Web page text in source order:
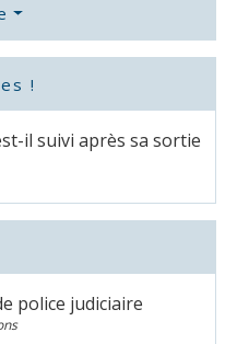
!
il suivi après sa sortie
police judiciaire